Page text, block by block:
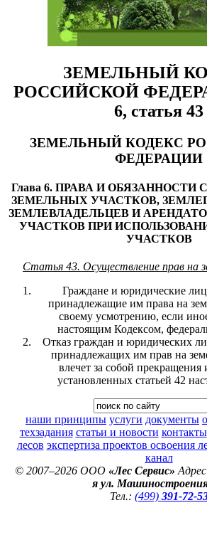
ЗЕМЕЛЬНЫЙ
РОССИЙСКОЙ
6, статья 43
ЗЕМЕЛЬНЫЙ КОДЕКС
ФЕДЕРАЦИИ
Глава 6. ПРАВА И
ЗЕМЕЛЬНЫХ УЧАСТКОВ,
ЗЕМЛЕВЛАДЕЛЬЦЕВ И
УЧАСТКОВ ПРИ
УЧАСТКОВ
Статья 43. Осуществление прав на
Граждане и юридические
принадлежащие им права на
своему усмотрению, если
настоящим Кодексом,
Отказ граждан и юридических
принадлежащих им прав на
влечет за собой прекращения
установленных статьей 42
наши принципы услуги документы
техзадания статьи и новости контакты
лесов экспертиза проектов освоения
канал
© 2007–2026 ООО «Лес Сервис»
я ул.
Тел.: (499) 391-72-